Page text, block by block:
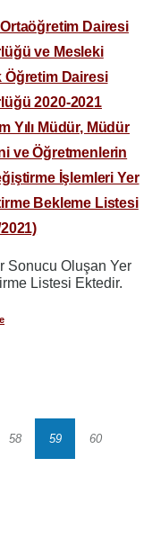
Dairesi
ve Mesleki
Öğretim Dairesi
2020-2021
Yılı Müdür, Müdür
ve Öğretmenlerin
İşlemleri Yer
Bekleme Listesi
Sonucu Oluşan Yer
Listesi Ektedir.
Sayfa
58 Sayfa
59 Sayfa
60